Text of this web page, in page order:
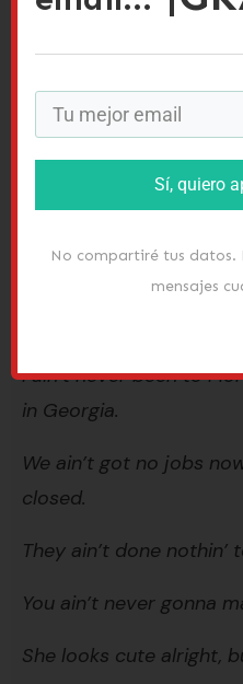
deberías entenderlo.
negación
Aquí tienes unos
estoy haciendo que las
en algunas,
I ain’t never been to
in Georgia.
We ain’t got no jobs
closed.
They ain’t done nothin’
You ain’t never gonna
She looks cute alright,
Sí, quiero
No compartiré tus datos.
mensajes